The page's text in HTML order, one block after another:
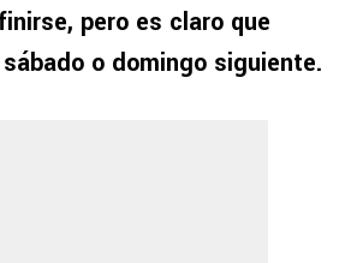
pero es claro que
o domingo siguiente.